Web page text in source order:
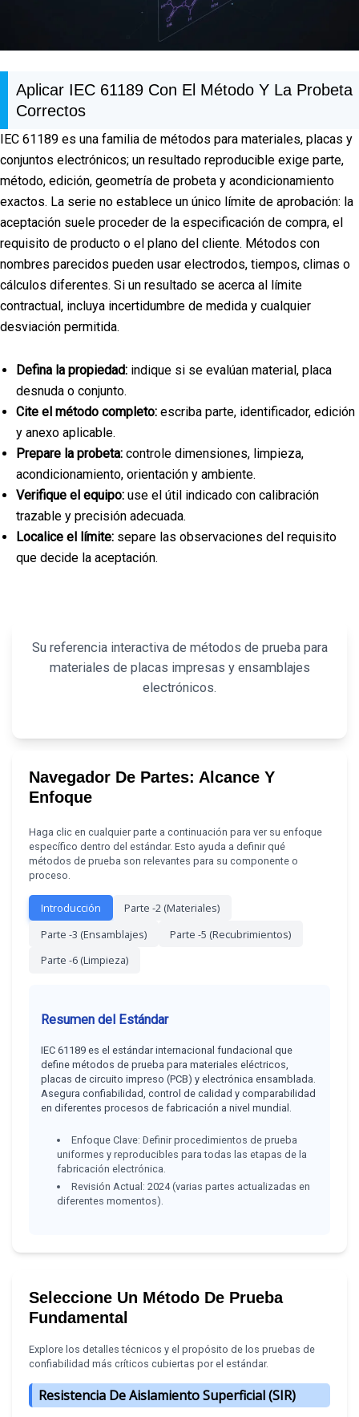
Aplicar IEC 61189 Con El Método Y La Probeta
Correctos
IEC 61189 es una familia de métodos para materiales, placas y
conjuntos electrónicos; un resultado reproducible exige parte,
método, edición, geometría de probeta y acondicionamiento
exactos. La serie no establece un único límite de aprobación: la
aceptación suele proceder de la especificación de compra, el
requisito de producto o el plano del cliente. Métodos con
nombres parecidos pueden usar electrodos, tiempos, climas o
cálculos diferentes. Si un resultado se acerca al límite
contractual, incluya incertidumbre de medida y cualquier
desviación permitida.
Defina la propiedad: indique si se evalúan material, placa
desnuda o conjunto.
Cite el método completo: escriba parte, identificador, edición
y anexo aplicable.
Prepare la probeta: controle dimensiones, limpieza,
acondicionamiento, orientación y ambiente.
Verifique el equipo: use el útil indicado con calibración
trazable y precisión adecuada.
Localice el límite: separe las observaciones del requisito
que decide la aceptación.
Su referencia interactiva de métodos de prueba para
materiales de placas impresas y ensamblajes
electrónicos.
Navegador De Partes: Alcance Y
Enfoque
Haga clic en cualquier parte a continuación para ver su enfoque
específico dentro del estándar. Esto ayuda a definir qué
métodos de prueba son relevantes para su componente o
proceso.
Introducción
Parte -2 (Materiales)
Parte -3 (Ensamblajes)
Parte -5 (Recubrimientos)
Parte -6 (Limpieza)
Resumen del Estándar
IEC 61189 es el estándar internacional fundacional que
define métodos de prueba para materiales eléctricos,
placas de circuito impreso (PCB) y electrónica ensamblada.
Asegura confiabilidad, control de calidad y comparabilidad
en diferentes procesos de fabricación a nivel mundial.
Enfoque Clave: Definir procedimientos de prueba
uniformes y reproducibles para todas las etapas de la
fabricación electrónica.
Revisión Actual: 2024 (varias partes actualizadas en
diferentes momentos).
Seleccione Un Método De Prueba
Fundamental
Explore los detalles técnicos y el propósito de los pruebas de
confiabilidad más críticos cubiertas por el estándar.
Resistencia De Aislamiento Superficial (SIR)